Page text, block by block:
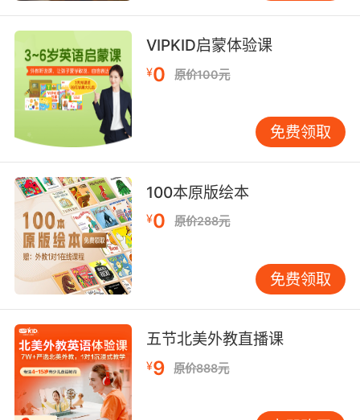
日，祝麻麻节日快乐~】
欢迎您点击屏幕上方,标题下的蓝色字体'
VIPKID启蒙体验课
¥0 原价100元
免费领取
100本原版绘本
¥0 原价288元
免费领取
五节北美外教直播课
¥9 原价888元